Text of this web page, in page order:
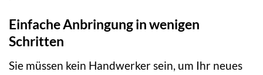
Einfache Anbringung in wenigen
Schritten
Sie müssen kein Handwerker sein, um Ihr neues